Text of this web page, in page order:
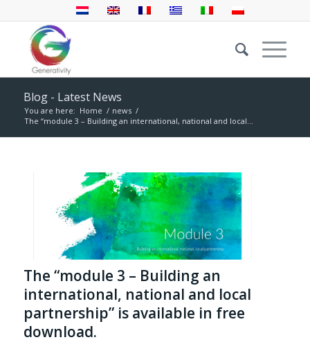
Blog - Latest News
You are here: Home / news /
The “module 3 – Building an international, national and local...
The “module 3 – Building an
international, national and local
partnership” is available in free
download.